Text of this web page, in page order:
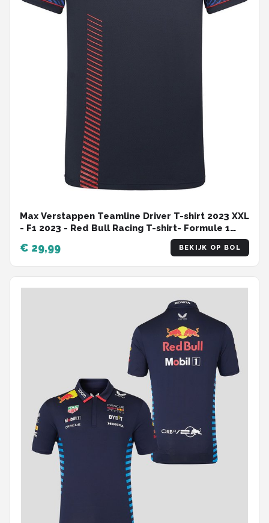
Max Verstappen Teamline Driver T-shirt 2023 XXL
- F1 2023 - Red Bull Racing T-shirt- Formule 1
€ 29,99 BEKIJK OP BOL